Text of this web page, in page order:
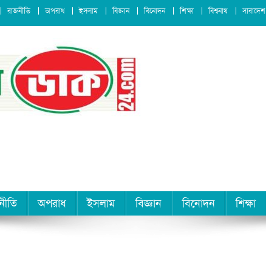
রাজনীতি অপরাধ ইসলাম বিজ্ঞান বিনোদন শিক্ষা বিশ্বনাথ সারাদেশ
অপরাধ ইসলাম বিজ্ঞান বিনোদন শিক্ষা